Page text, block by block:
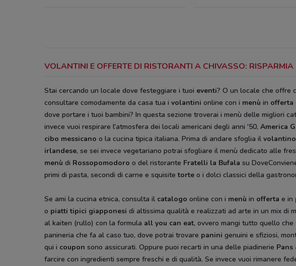
VOLANTINI E OFFERTE DI RISTORANTI A CHIVASSO:
Stai cercando un locale dove festeggiare i tuoi eventi? O un locale che offre
consultare comodamente da casa tua i volantini online con i menù in offerta
dove portare i tuoi bambini? In questa sezione troverai i menù delle migliori
invece vuoi respirare l'atmosfera dei locali americani degli anni '50, America
cibo messicano o la cucina tipica italiana. Prima di andare sfoglia il volantino
irlandese, se sei invece vegetariano potrai sfogliare il menù dedicato alle
menù di Rossopomodoro o del ristorante Fratelli la Bufala su
primi di pasta, secondi di carne e squisitetorte o i dolci classici della
Se ami la cucina etnica, consulta il catalogo online con i menù in offerta e in
o piatti tipici giapponesi di altissima qualità e realizzati ad arte in un mix di
al kaiten (rullo) con la formula all you can eat, ovvero mangi tutto quello
panineria che fa al caso tuo, dove potrai trovare panini genuini e sfiziosi,
qui i coupon sono assicurati. Oppure puoi recarti in una delle piadinerie Pans
farcire con ingredienti sempre freschi e di qualità. Se invece vuoi rimanere